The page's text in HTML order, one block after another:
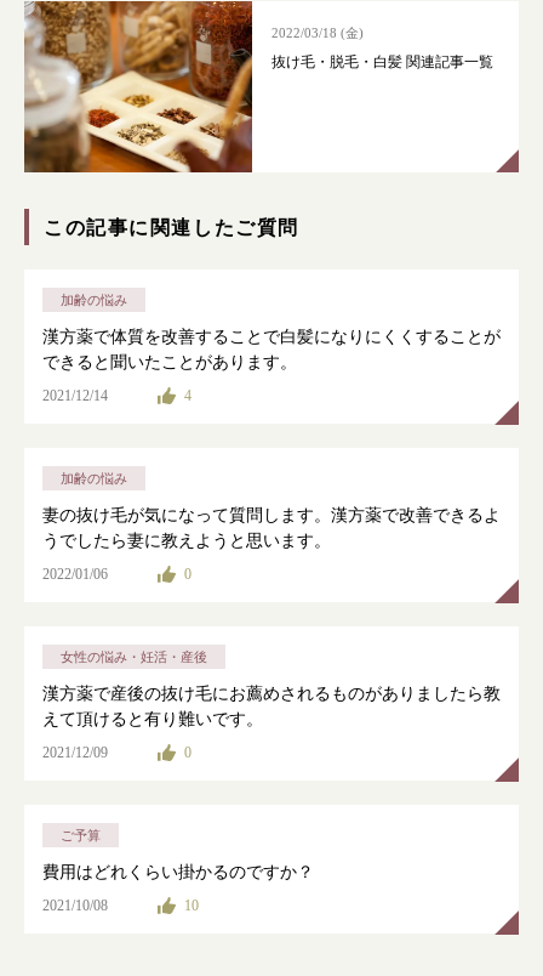
2022/03/18 (金)
抜け毛・脱毛・白髪 関連記事一覧
この記事に関連したご質問
加齢の悩み
漢方薬で体質を改善することで白髪になりにくくすることが
できると聞いたことがあります。
2021/12/14 4
加齢の悩み
妻の抜け毛が気になって質問します。漢方薬で改善できるよ
うでしたら妻に教えようと思います。
2022/01/06 0
女性の悩み・妊活・産後
漢方薬で産後の抜け毛にお薦めされるものがありましたら教
えて頂けると有り難いです。
2021/12/09 0
ご予算
費用はどれくらい掛かるのですか？
2021/10/08 10